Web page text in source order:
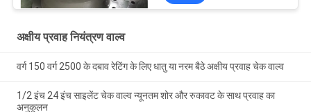
अक्षीय प्रवाह नियंत्रण वाल्व
वर्ग 150 वर्ग 2500 के दबाव रेटिंग के लिए धातु या नरम बैठे अक्षीय प्रवाह चेक वाल्व
1/2 इंच 24 इंच साइलेंट चेक वाल्व न्यूनतम शोर और रुकावट के साथ प्रवाह का
अनुकूलन